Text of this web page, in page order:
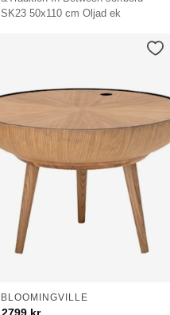
SK23 50x110 cm Oljad ek
BLOOMINGVILLE
2799 kr